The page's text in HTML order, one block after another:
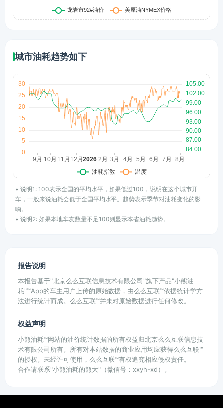
城市油耗趋势如下
• 说明1: 100表示全国的平均水平，如果低过100，说明在这个城市开
车，一般来说油耗会低于全国平均水平。趋势表示季节对油耗变化的影
响。
• 说明2: 如果本地车友数量不足100则显示本省油耗趋势。
报告说明
本报告基于"北京么么互联信息技术有限公司"旗下产品"小熊油
耗"™App的车主用户上传的原始数据，由么么互联™依据统计学方
法进行统计而成。么么互联™并未对原始数据进行任何修改。
权益声明
小熊油耗™网站的油价统计数据的所有权益归北京么么互联信息技
术有限公司所有。所有对本站数据的商业应用均应获得么么互联™
的授权。未经许可使用，么么互联™有权追究相应侵权责任。
合作请联系"小熊油耗的熊大"（微信号：xxyh-xd）。